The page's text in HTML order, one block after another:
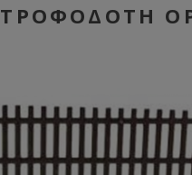
ΤΡΟΦΟΔΌΤΗ